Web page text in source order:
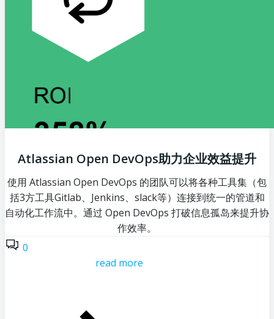
Atlassian Open DevOps助力企业效益提升
使用 Atlassian Open DevOps 的团队可以将各种工具集（包
括3方工具Gitlab、Jenkins、slack等）连接到统一的管道和
自动化工作流中。通过 Open DevOps 打破信息孤岛来提升协
作效率。
0
read more